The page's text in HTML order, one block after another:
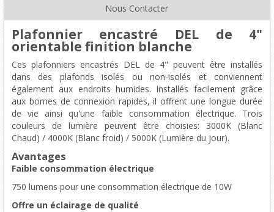
Nous Contacter
Plafonnier encastré DEL de 4"
orientable finition blanche
Ces plafonniers encastrés DEL de 4" peuvent être installés
dans des plafonds isolés ou non-isolés et conviennent
également aux endroits humides. Installés facilement grâce
aux bornes de connexion rapides, il offrent une longue durée
de vie ainsi qu'une faible consommation électrique. Trois
couleurs de lumière peuvent être choisies: 3000K (Blanc
Chaud) / 4000K (Blanc froid) / 5000K (Lumière du jour).
Avantages
Faible consommation électrique
750 lumens pour une consommation électrique de 10W
Offre un éclairage de qualité